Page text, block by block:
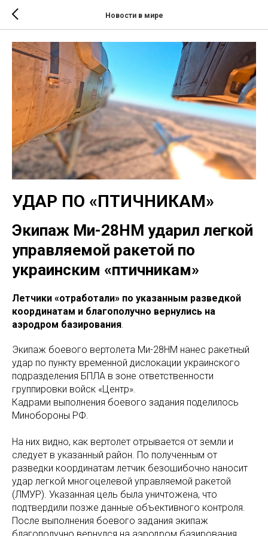
Новости в мире
УДАР ПО «ПТИЧНИКАМ»
Экипаж Ми-28НМ ударил легкой
управляемой ракетой по
украинским «птичникам»
Летчики «отработали» по указанным разведкой
координатам и благополучно вернулись на
аэродром базирования
Экипаж боевого вертолета Ми-28НМ нанес ракетный
удар по пункту временной дислокации украинского
подразделения БПЛА в зоне ответственности
группировки войск «Центр».
Кадрами выполнения боевого задания поделилось
Минобороны РФ.
На них видно, как вертолет отрывается от земли и
следует в указанный район. По полученным от
разведки координатам летчик безошибочно наносит
удар легкой многоцелевой управляемой ракетой
(ЛМУР). Указанная цель была уничтожена, что
подтвердили позже данные объективного контроля.
После выполнения боевого задания экипаж
благополучно вернулся на аэродром базирования.